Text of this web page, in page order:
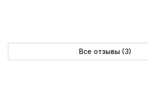
Все отзывы (3)